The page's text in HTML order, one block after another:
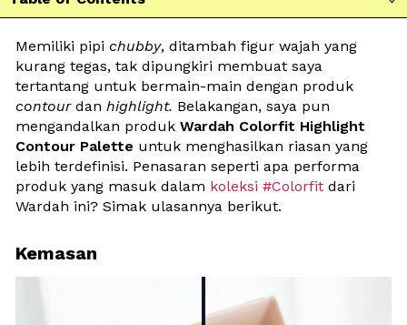
Memiliki pipi chubby, ditambah figur wajah yang
kurang tegas, tak dipungkiri membuat saya
contour dan highlight. Belakangan, saya pun
mengandalkan produk Wardah Colorfit Highlight
Contour Palette untuk menghasilkan riasan yang
lebih terdefinisi. Penasaran seperti apa performa
produk yang masuk dalam koleksi #Colorfit dari
Wardah ini? Simak ulasannya berikut.
Kemasan